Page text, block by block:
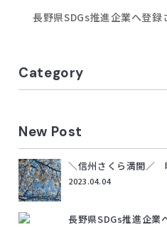
長野県SDGs推進企業へ登録
Category
New Post
＼信州さくら満開／
2023.04.04
長野県SDGs推進企業